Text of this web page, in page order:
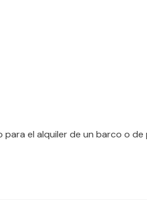
para el alquiler de un barco o de